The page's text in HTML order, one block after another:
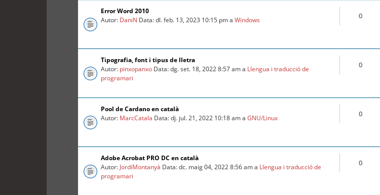
Error Word 2010
Autor: DaniN Data: dl. feb. 13, 2023 10:15 pm aWindows 0
Tipografia, font i tipus de lletra
Autor: pinxopanxo Data: dg. set. 18, 2022 8:57 am a Llengua i traducció de
programari
0
Pool de Cardano en català
Autor: MarcCatala Data: dj. jul. 21, 2022 10:18 am aGNU/Linux 0
Adobe Acrobat PRO DC en català
Autor: JordiMontanyà Data: dc. maig 04, 2022 8:56 am a Llengua i traducció de
programari
0